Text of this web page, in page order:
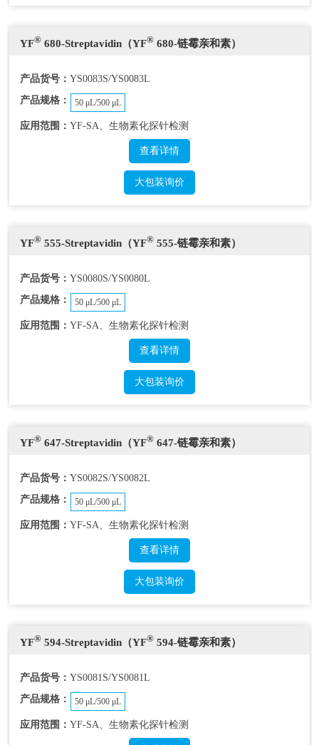
YF® 680-Streptavidin（YF® 680-链霉亲和素）
产品货号： YS0083S/YS0083L
产品规格：
50 μL/500 μL
应用范围： YF-SA、生物素化探针检测
查看详情
大包装询价
YF® 555-Streptavidin（YF® 555-链霉亲和素）
产品货号： YS0080S/YS0080L
产品规格：
50 μL/500 μL
应用范围： YF-SA、生物素化探针检测
查看详情
大包装询价
YF® 647-Streptavidin（YF® 647-链霉亲和素）
产品货号： YS0082S/YS0082L
产品规格：
50 μL/500 μL
应用范围： YF-SA、生物素化探针检测
查看详情
大包装询价
YF® 594-Streptavidin（YF® 594-链霉亲和素）
产品货号： YS0081S/YS0081L
产品规格：
50 μL/500 μL
应用范围： YF-SA、生物素化探针检测